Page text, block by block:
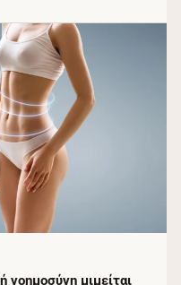
νοημοσύνη μιμείται